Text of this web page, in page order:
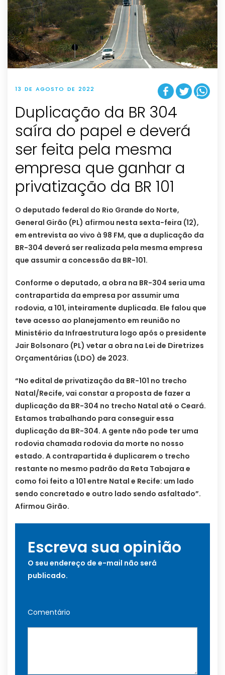
13 DE AGOSTO DE 2022
Duplicação da BR 304
saíra do papel e deverá
ser feita pela mesma
empresa que ganhar a
privatização da BR 101
O deputado federal do Rio Grande do Norte,
General Girão (PL) afirmou nesta sexta-feira (12),
em entrevista ao vivo à 98 FM, que a duplicação da
BR-304 deverá ser realizada pela mesma empresa
que assumir a concessão da BR-101.
Conforme o deputado, a obra na BR-304 seria uma
contrapartida da empresa por assumir uma
rodovia, a 101, inteiramente duplicada. Ele falou que
teve acesso ao planejamento em reunião no
Ministério da Infraestrutura logo após o presidente
Jair Bolsonaro (PL) vetar a obra na Lei de Diretrizes
Orçamentárias (LDO) de 2023.
“No edital de privatização da BR-101 no trecho
Natal/Recife, vai constar a proposta de fazer a
duplicação da BR-304 no trecho Natal até o Ceará.
Estamos trabalhando para conseguir essa
duplicação da BR-304. A gente não pode ter uma
rodovia chamada rodovia da morte no nosso
estado. A contrapartida é duplicarem o trecho
restante no mesmo padrão da Reta Tabajara e
como foi feito a 101 entre Natal e Recife: um lado
sendo concretado e outro lado sendo asfaltado”.
Afirmou Girão.
Escreva sua opinião
O seu endereço de e-mail não será
publicado.
Comentário